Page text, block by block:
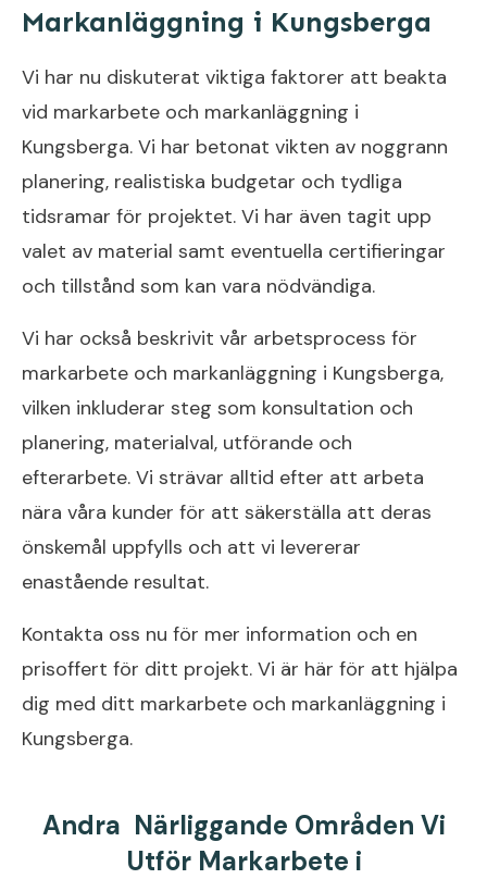
Markanläggning i Kungsberga
Vi har nu diskuterat viktiga faktorer att beakta
vid markarbete och markanläggning i
Kungsberga. Vi har betonat vikten av noggrann
planering, realistiska budgetar och tydliga
tidsramar för projektet. Vi har även tagit upp
valet av material samt eventuella certifieringar
och tillstånd som kan vara nödvändiga.
Vi har också beskrivit vår arbetsprocess för
markarbete och markanläggning i Kungsberga,
vilken inkluderar steg som konsultation och
planering, materialval, utförande och
efterarbete. Vi strävar alltid efter att arbeta
nära våra kunder för att säkerställa att deras
önskemål uppfylls och att vi levererar
enastående resultat.
Kontakta oss nu för mer information och en
prisoffert för ditt projekt. Vi är här för att hjälpa
dig med ditt markarbete och markanläggning i
Kungsberga.
Andra Närliggande Områden Vi
Utför Markarbete i